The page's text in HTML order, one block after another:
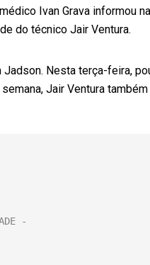
Ivan Grava informou
do técnico Jair Ventura.
Jadson. Nesta terça-feira,
Jair Ventura